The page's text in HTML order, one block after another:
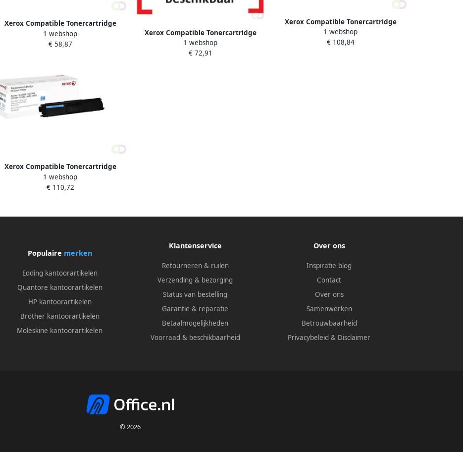
Xerox Compatible Tonercartridge
Xerox alternatief tbv HP CF217A 17A
zwart
1 webshop
€ 58,87
Xerox Compatible Tonercartridge
Xerox alternatief tbv Canon 718 blauw
1 webshop
€ 72,91
Xerox Compatible Tonercartridge
Xerox alternatief tbv Brother TN 423Y
geel
1 webshop
€ 108,84
Xerox Compatible Tonercartridge
Xerox alternatief tbv Brother TN-423C
blauw
1 webshop
€ 110,72
Populaire merken
Edding kantoorartikelen
Quantore kantoorartikelen
HP kantoorartikelen
Brother kantoorartikelen
Moleskine kantoorartikelen
Klantenservice
Retourneren & ruilen
Verzending & bezorging
Status van bestelling
Garantie & reparatie
Betaalmogelijkheden
Voorraad & beschikbaarheid
Over ons
Inspiratie blog
Contact
Over ons
Samenwerken
Betrouwbaarheid
Privacybeleid & Disclaimer
© 2026